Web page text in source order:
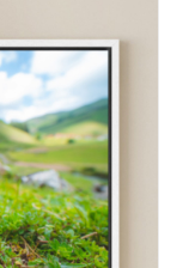
à
130,00 €